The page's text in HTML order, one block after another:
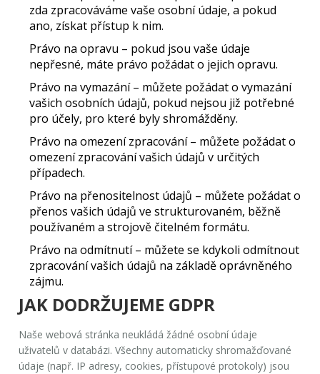
zda zpracováváme vaše osobní údaje, a pokud
ano, získat přístup k nim.
Právo na opravu – pokud jsou vaše údaje
nepřesné, máte právo požádat o jejich opravu.
Právo na vymazání– můžete požádat o vymazání
vašich osobních údajů, pokud nejsou již potřebné
pro účely, pro které byly shromážděny.
Právo na omezení zpracování– můžete požádat o
omezení zpracování vašich údajů v určitých
případech.
Právo na přenositelnost údajů – můžete požádat o
přenos vašich údajů ve strukturovaném, běžně
používaném a strojově čitelném formátu.
Právo na odmítnutí– můžete se kdykoli odmítnout
zpracování vašich údajů na základě oprávněného
zájmu.
JAK DODRŽUJEME GDPR
Naše webová stránka neukládá žádné osobní údaje
uživatelů v databázi. Všechny automaticky shromažďované
údaje (např. IP adresy, cookies, přístupové protokoly) jsou